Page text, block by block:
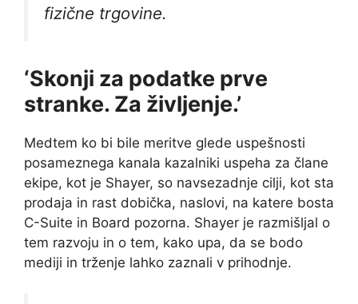
fizične trgovine.
‘Skonji za podatke prve
stranke. Za življenje.’
Medtem ko bi bile meritve glede uspešnosti
posameznega kanala kazalniki uspeha za člane
ekipe, kot je Shayer, so navsezadnje cilji, kot sta
prodaja in rast dobička, naslovi, na katere bosta
C-Suite in Board pozorna. Shayer je razmišljal o
tem razvoju in o tem, kako upa, da se bodo
mediji in trženje lahko zaznali v prihodnje.